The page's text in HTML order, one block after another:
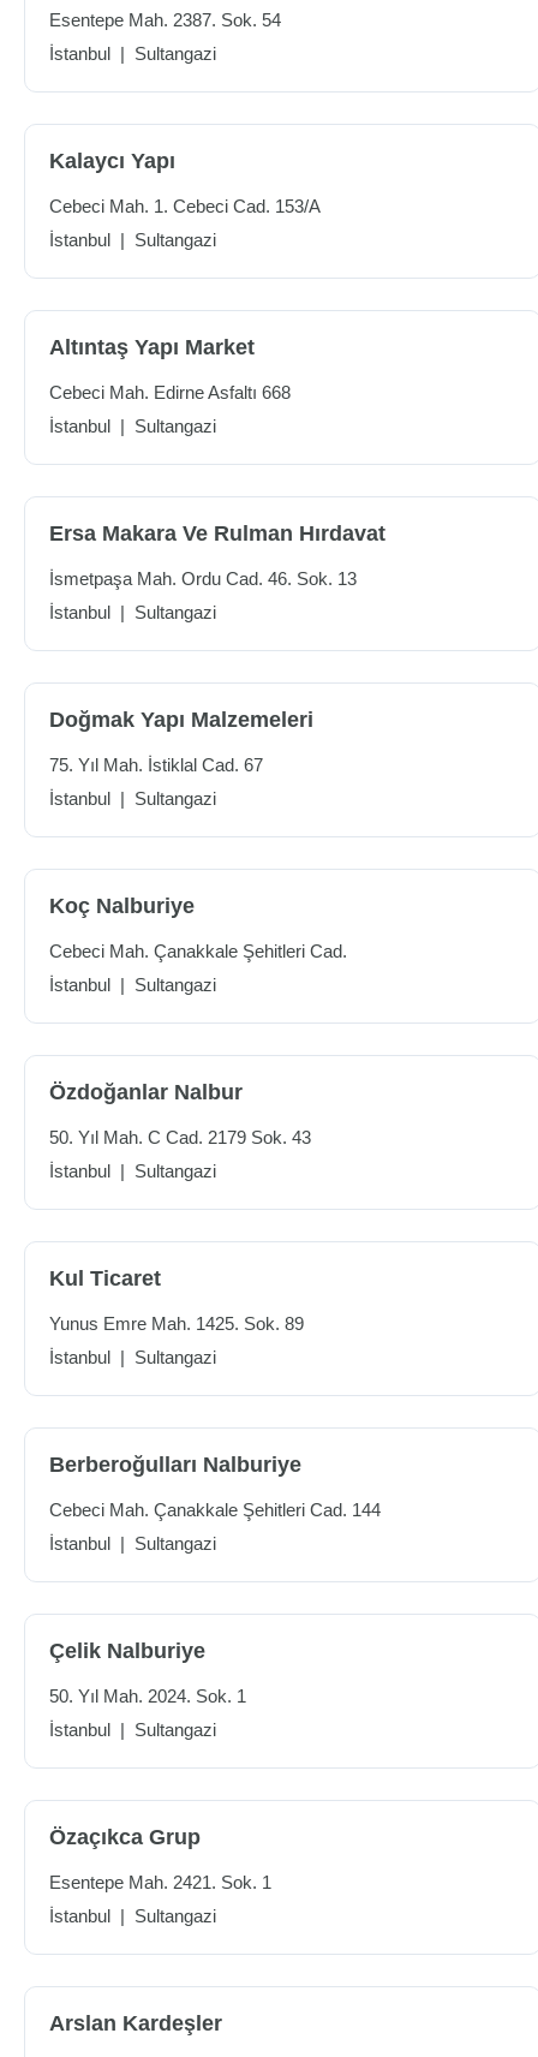
Esentepe Mah. 2387. Sok. 54
İstanbul | Sultangazi
Kalaycı Yapı
Cebeci Mah. 1. Cebeci Cad. 153/A
İstanbul | Sultangazi
Altıntaş Yapı Market
Cebeci Mah. Edirne Asfaltı 668
İstanbul | Sultangazi
Ersa Makara Ve Rulman Hırdavat
İsmetpaşa Mah. Ordu Cad. 46. Sok. 13
İstanbul | Sultangazi
Doğmak Yapı Malzemeleri
75. Yıl Mah. İstiklal Cad. 67
İstanbul | Sultangazi
Koç Nalburiye
Cebeci Mah. Çanakkale Şehitleri Cad.
İstanbul | Sultangazi
Özdoğanlar Nalbur
50. Yıl Mah. C Cad. 2179 Sok. 43
İstanbul | Sultangazi
Kul Ticaret
Yunus Emre Mah. 1425. Sok. 89
İstanbul | Sultangazi
Berberoğulları Nalburiye
Cebeci Mah. Çanakkale Şehitleri Cad. 144
İstanbul | Sultangazi
Çelik Nalburiye
50. Yıl Mah. 2024. Sok. 1
İstanbul | Sultangazi
Özaçıkca Grup
Esentepe Mah. 2421. Sok. 1
İstanbul | Sultangazi
Arslan Kardeşler